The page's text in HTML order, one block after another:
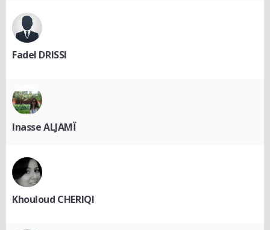
Fadel DRISSI
Inasse ALJAMÏ
Khouloud CHERIQI